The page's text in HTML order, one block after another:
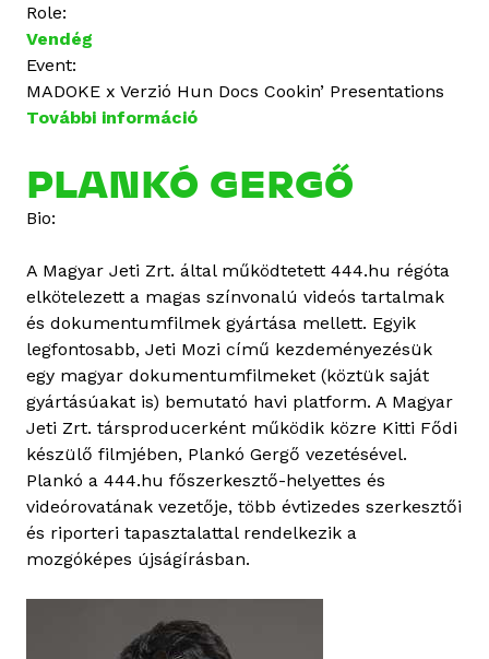
Role:
Vendég
Event:
MADOKE x Verzió Hun Docs Cookin’ Presentations
További információ
b
r
a
n
k
o
v
i
c
s
t
a
t
a
PLANKÓ GERGŐ
Bio:
A Magyar Jeti Zrt. által működtetett 444.hu régóta
elkötelezett a magas színvonalú videós tartalmak
és dokumentumfilmek gyártása mellett. Egyik
legfontosabb, Jeti Mozi című kezdeményezésük
egy magyar dokumentumfilmeket (köztük saját
gyártásúakat is) bemutató havi platform. A Magyar
Jeti Zrt. társproducerként működik közre Kitti Fődi
készülő filmjében, Plankó Gergő vezetésével.
Plankó a 444.hu főszerkesztő-helyettes és
videórovatának vezetője, több évtizedes szerkesztői
és riporteri tapasztalattal rendelkezik a
mozgóképes újságírásban.